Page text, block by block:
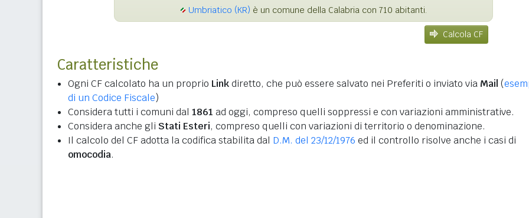
Umbriatico (KR) è un comune della Calabria con 710 abitanti.
Calcola CF
Caratteristiche
Ogni CF calcolato ha un proprio Linkdiretto, che può essere salvato nei Preferiti o inviato via Mail (
di un Codice Fiscale)
Considera tutti i comuni dal 1861 ad oggi, compreso quelli soppressi e con variazioni amministrative.
Considera anche gli Stati Esteri, compreso quelli con variazioni di territorio o denominazione.
Il calcolo del CF adotta la codifica stabilita dal D.M. del 23/12/1976 ed il controllo risolve anche i casi di
omocodia.